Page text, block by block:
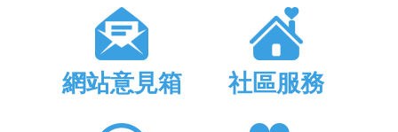
網站意見箱 社區服務